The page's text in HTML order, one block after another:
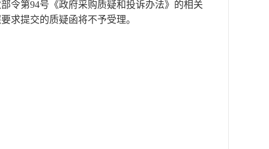
令第94号《政府采购质疑和投诉办法》的相关
求提交的质疑函将不予受理。